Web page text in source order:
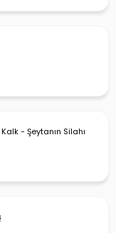
- Şeytanın Silahı